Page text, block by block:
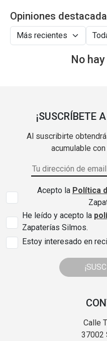
Opiniones
No
¡SUSCRÍBETE
Al suscribirte
acumulable
Acepto la Política
He leído y acepto la
Zapaterías Silmos.
Estoy interesado en
Calle
37002